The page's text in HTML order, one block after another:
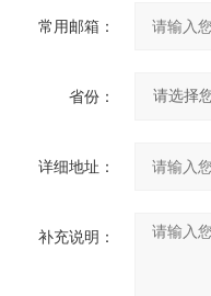
常用邮箱：
省份：
详细地址：
补充说明：